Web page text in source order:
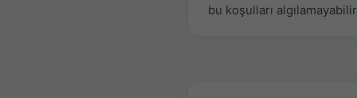
bu koşulları